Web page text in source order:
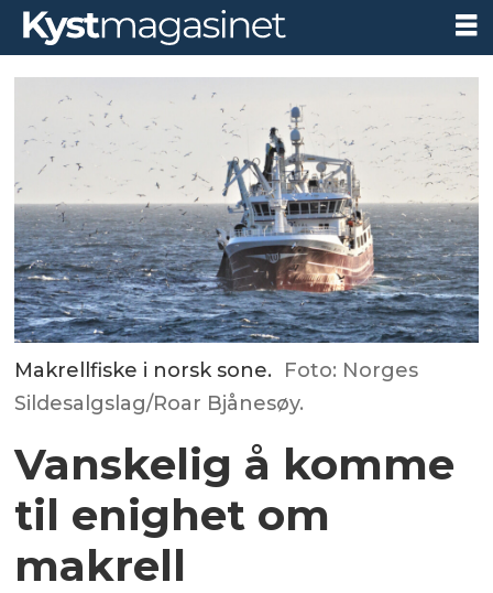
Makrellfiske i norsk sone. Foto: Norges
Sildesalgslag/Roar Bjånesøy.
Vanskelig å komme
til enighet om
makrell